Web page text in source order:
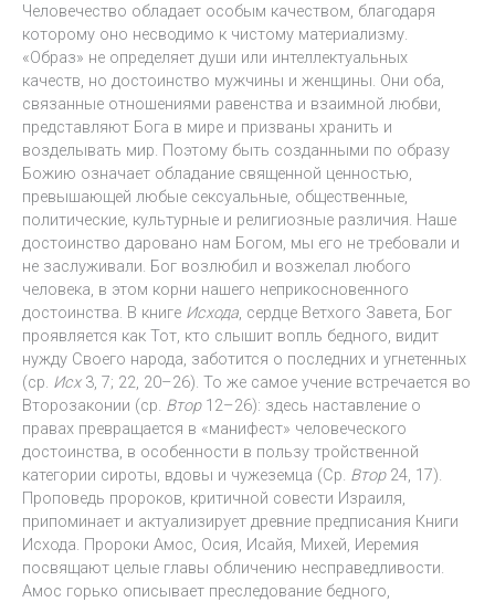
Человечество обладает особым качеством, благодаря
которому оно несводимо к чистому материализму.
«Образ» не определяет души или интеллектуальных
качеств, но достоинство мужчины и женщины. Они оба,
связанные отношениями равенства и взаимной любви,
представляют Бога в мире и призваны хранить и
возделывать мир. Поэтому быть созданными по образу
Божию означает обладание священной ценностью,
превышающей любые сексуальные, общественные,
политические, культурные и религиозные различия. Наше
достоинство даровано нам Богом, мы его не требовали и
не заслуживали. Бог возлюбил и возжелал любого
человека, в этом корни нашего неприкосновенного
достоинства. В книге Исхода, сердце Ветхого Завета, Бог
проявляется как Тот, кто слышит вопль бедного, видит
нужду Своего народа, заботится о последних и угнетенных
(ср. Исх3, 7; 22, 20–26). То же самое учение встречается во
Второзаконии (ср. Втор12–26): здесь наставление о
правах превращается в «манифест» человеческого
достоинства, в особенности в пользу тройственной
категории сироты, вдовы и чужеземца (Ср. Втор24, 17).
Проповедь пророков, критичной совести Израиля,
припоминает и актуализирует древние предписания Книги
Исхода. Пророки Амос, Осия, Исайя, Михей, Иеремия
посвящают целые главы обличению несправедливости.
Амос горько описывает преследование бедного,